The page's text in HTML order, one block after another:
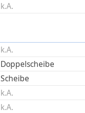
k.A.
k.A.
Doppelscheibe
Scheibe
k.A.
k.A.